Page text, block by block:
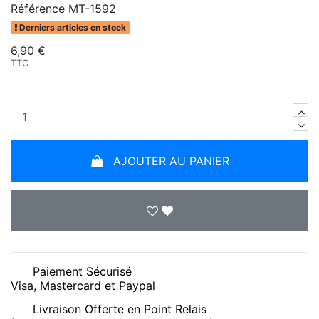
Référence MT-1592
Derniers articles en stock
6,90 €
TTC
AJOUTER AU PANIER
Paiement Sécurisé
Visa, Mastercard et Paypal
Livraison Offerte en Point Relais